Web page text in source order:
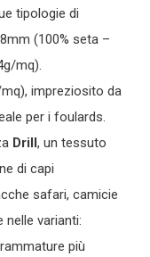
tipologie di
(100% seta –
mq).
impreziosito da
per i foulards.
Drill, un tessuto
di capi
safari, camicie
nelle varianti:
più